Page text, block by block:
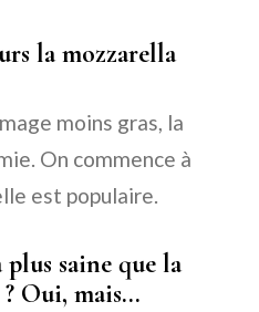
la mozzarella
moins gras, la
On commence à
est populaire.
saine que la
Oui, mais…